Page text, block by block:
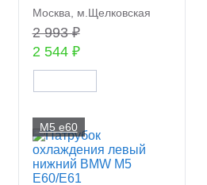
Москва, м.Щелковская
2 993 ₽
2 544 ₽
M5 e60